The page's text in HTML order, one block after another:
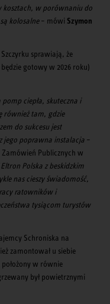
w porównaniu do
kolosalne– mówi Szymon
sprawiają, że
gotowy w 2026 roku)
ciepła, skuteczna i
również tam, gdzie
do sukcesu jest
jego poprawna instalacja –
Publicznych w
Polska z beskidzkim
nas cieszy świadomość,
ratowników i
tysiącom turystów
Schroniska na
zamontował u siebie
położony w równie
był powietrznymi